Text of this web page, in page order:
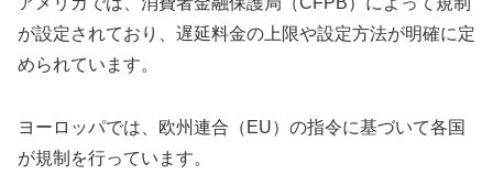
が設定されており、遅延料金の上限や設定方法が明確に定
められています。
ヨーロッパでは、欧州連合（EU）の指令に基づいて各国
が規制を行っています。